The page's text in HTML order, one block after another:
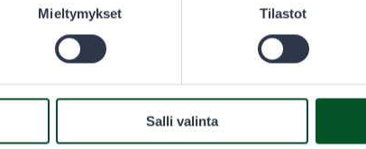
Mieltymykset Tilastot
Salli valinta